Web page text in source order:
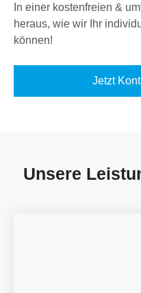
In einer kostenfreien &
heraus, wie wir Ihr
können!
Jetzt
Unsere